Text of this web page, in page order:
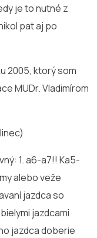
je to nutné z
pat aj po
2005, ktorý som
MUDr. Vladimírom
1. a6-a7!! Ka5-
alebo veže
jazdca so
jazdcami
jazdca doberie